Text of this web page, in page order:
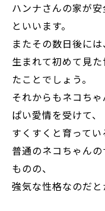
ハンナさんの家が
といいます。
またその数日後に
生まれて初めて見
たことでしょう。
それからもネコち
ぱい愛情を受けて、
すくすくと育ってい
普通のネコちゃん
ものの、
強気な性格なのだと